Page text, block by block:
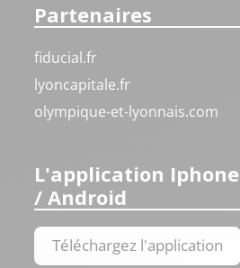
Partenaires
fiducial.fr
lyoncapitale.fr
olympique-et-lyonnais.com
L'application Iphone
/ Android
Téléchargez l'application